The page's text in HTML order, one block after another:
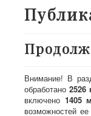
Внимание! В
обработано2526
включено 1405
возможностей